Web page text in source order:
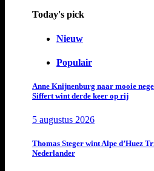
Today's pick
Nieuw
Populair
Anne Knijnenburg naar mooie
Siffert wint derde keer op rij
5 augustus 2026
Thomas Steger wint Alpe d’Huez
Nederlander